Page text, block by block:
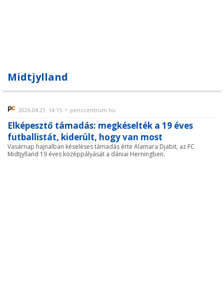
Midtjylland
2026.04.21. 14:15 • penzcentrum.hu
Elképesztő támadás: megkéselték a 19 éves
futballistát, kiderült, hogy van most
Vasárnap hajnalban késeléses támadás érte Alamara Djabit, az FC
Midtjylland 19 éves középpályását a dániai Herningben.